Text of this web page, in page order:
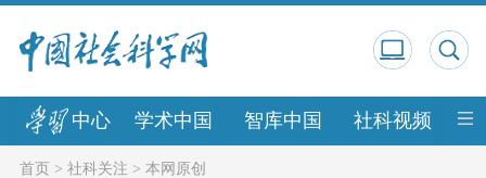
中心 学术中国 智库中国 社科视频 中
首页> 社科关注 > 本网原创